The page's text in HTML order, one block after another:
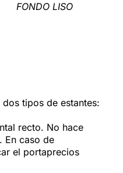
FONDO LISO
tipos de estantes:
recto. No hace
En caso de
el portaprecios